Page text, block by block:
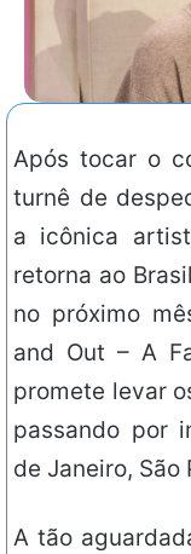
Após tocar o
turnê de
a icônica
retorna ao
no próximo
and Out – A
promete levar
passando por
de Janeiro, São
A tão